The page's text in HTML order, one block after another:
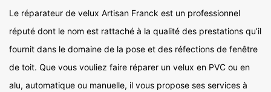
Le réparateur de velux Artisan Franck est un professionnel
réputé dont le nom est rattaché à la qualité des prestations qu’il
fournit dans le domaine de la pose et des réfections de fenêtre
de toit. Que vous vouliez faire réparer un velux en PVC ou en
alu, automatique ou manuelle, il vous propose ses services à